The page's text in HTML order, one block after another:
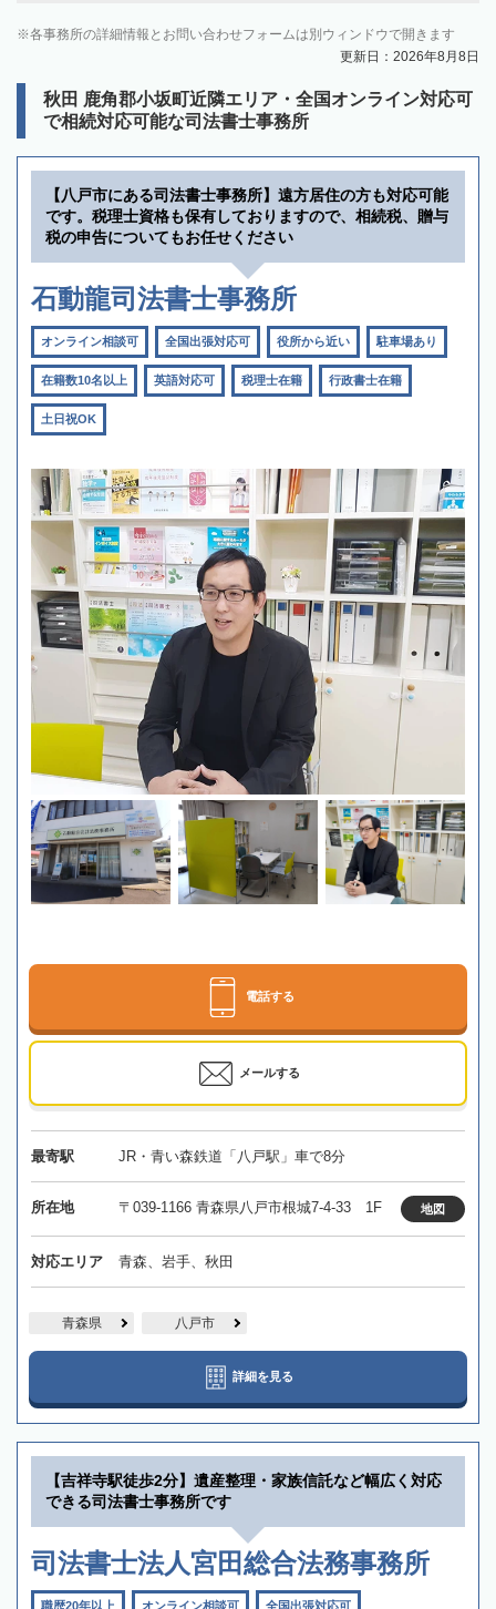
各事務所の詳細情報とお問い合わせフォームは別ウィンドウで開きます
更新日：2026年8月8日
秋田 鹿角郡小坂町近隣エリア・全国オンライン対応可
で相続対応可能な司法書士事務所
【八戸市にある司法書士事務所】遠方居住の方も対応可能
です。税理士資格も保有しておりますので、相続税、贈与
税の申告についてもお任せください
石動龍司法書士事務所
オンライン相談可 全国出張対応可 役所から近い 駐車場あり
在籍数10名以上 英語対応可 税理士在籍 行政書士在籍
土日祝OK
電話する
メールする
最寄駅 JR・青い森鉄道「八戸駅」車で8分
所在地 〒039-1166 青森県八戸市根城7-4-33 1F 地図
対応エリア 青森、岩手、秋田
青森県 八戸市
詳細を見る
【吉祥寺駅徒歩2分】遺産整理・家族信託など幅広く対応
できる司法書士事務所です
司法書士法人宮田総合法務事務所
職歴20年以上 オンライン相談可 全国出張対応可